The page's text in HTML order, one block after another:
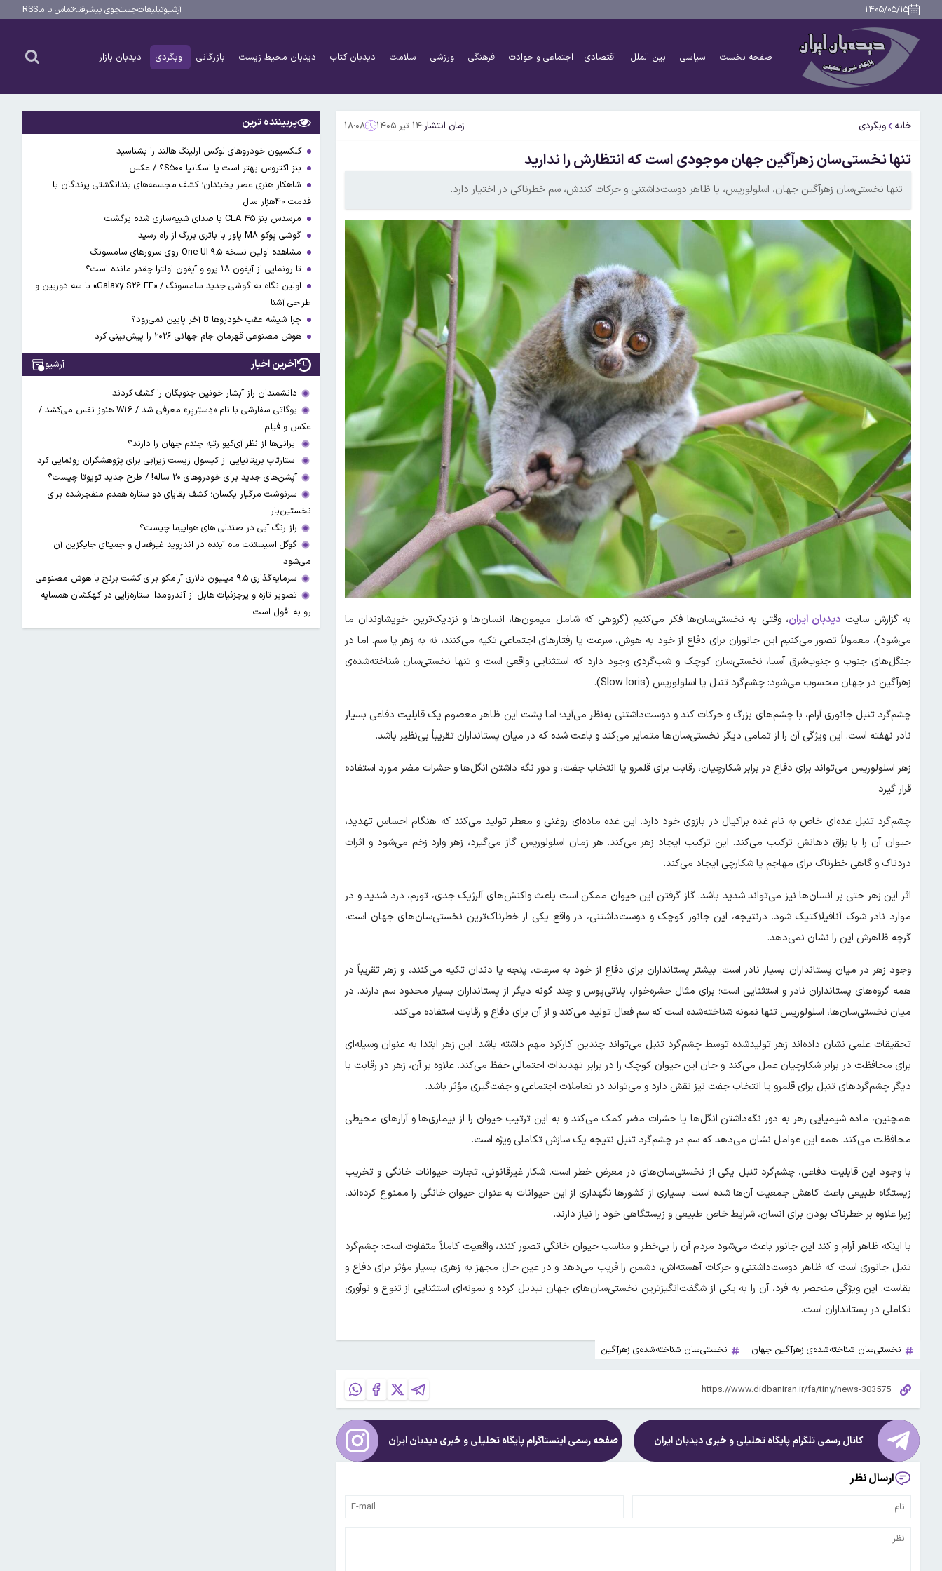
۱۴۰۵/۰۵/۱۵ آرشیوتبلیغاتجستجوی پیشرفتهتماس با ماRSS
صفحه نخست سیاسی بین الملل اقتصادی اجتماعی و حوادث فرهنگی ورزشی سلامت دیدبان کتاب دیدبان محیط زیست بازرگانی وبگردی دیدبان بازار
خانه وبگردی زمان انتشار:۱۴ تیر ۱۴۰۵ ۱۸:۰۸
تنها نخستی‌سان زهرآگین جهان موجودی است که انتظارش را ندارید
تنها نخستی‌سان زهرآگین جهان، اسلولوریس، با ظاهر دوست‌داشتنی و حرکات کندش، سم خطرناکی در اختیار دارد.
به گزارش سایت دیدبان ایران، وقتی به نخستی‌سان‌ها فکر می‌کنیم (گروهی که شامل میمون‌ها، انسان‌ها و نزدیک‌ترین خویشاوندان ما
می‌شود)، معمولاً تصور می‌کنیم این جانوران برای دفاع از خود به هوش، سرعت یا رفتارهای اجتماعی تکیه می‌کنند، نه به زهر یا سم. اما در
جنگل‌های جنوب و جنوب‌شرق آسیا، نخستی‌سان کوچک و شب‌گردی وجود دارد که استثنایی واقعی است و تنها نخستی‌سان شناخته‌شده‌ی
زهرآگین در جهان محسوب می‌شود: چشم‌گرد تنبل یا اسلولوریس (Slow loris).
چشم‌گرد تنبل جانوری آرام، با چشم‌های بزرگ و حرکات کند و دوست‌داشتنی به‌نظر می‌آید؛ اما پشت این ظاهر معصوم یک قابلیت دفاعی بسیار
نادر نهفته است. این ویژگی آن را از تمامی دیگر نخستی‌سان‌ها متمایز می‌کند و باعث شده که در میان پستانداران تقریباً بی‌نظیر باشد.
زهر اسلولوریس می‌تواند برای دفاع در برابر شکارچیان، رقابت برای قلمرو یا انتخاب جفت، و دور نگه داشتن انگل‌ها و حشرات مضر مورد استفاده
قرار گیرد
چشم‌گرد تنبل غده‌ای خاص به نام غده براکیال در بازوی خود دارد. این غده ماده‌ای روغنی و معطر تولید می‌کند که هنگام احساس تهدید،
حیوان آن را با بزاق دهانش ترکیب می‌کند. این ترکیب ایجاد زهر می‌کند. هر زمان اسلولوریس گاز می‌گیرد، زهر وارد زخم می‌شود و اثرات
دردناک و گاهی خطرناک برای مهاجم یا شکارچی ایجاد می‌کند.
اثر این زهر حتی بر انسان‌ها نیز می‌تواند شدید باشد. گاز گرفتن این حیوان ممکن است باعث واکنش‌های آلرژیک جدی، تورم، درد شدید و در
موارد نادر شوک آنافیلاکتیک شود. درنتیجه، این جانور کوچک و دوست‌داشتنی، در واقع یکی از خطرناک‌ترین نخستی‌سان‌های جهان است،
گرچه ظاهرش این را نشان نمی‌دهد.
وجود زهر در میان پستانداران بسیار نادر است. بیشتر پستانداران برای دفاع از خود به سرعت، پنجه یا دندان تکیه می‌کنند، و زهر تقریباً در
همه گروه‌های پستانداران نادر و استثنایی است؛ برای مثال حشره‌خوار، پلاتی‌پوس و چند گونه دیگر از پستانداران بسیار محدود سم دارند. در
میان نخستی‌سان‌ها، اسلولوریس تنها نمونه شناخته‌شده است که سم فعال تولید می‌کند و از آن برای دفاع و رقابت استفاده می‌کند.
تحقیقات علمی نشان داده‌اند زهر تولیدشده توسط چشم‌گرد تنبل می‌تواند چندین کارکرد مهم داشته باشد. این زهر ابتدا به عنوان وسیله‌ای
برای محافظت در برابر شکارچیان عمل می‌کند و جان این حیوان کوچک را در برابر تهدیدات احتمالی حفظ می‌کند. علاوه بر آن، زهر در رقابت با
دیگر چشم‌گردهای تنبل برای قلمرو یا انتخاب جفت نیز نقش دارد و می‌تواند در تعاملات اجتماعی و جفت‌گیری مؤثر باشد.
همچنین، ماده شیمیایی زهر به دور نگه‌داشتن انگل‌ها یا حشرات مضر کمک می‌کند و به این ترتیب حیوان را از بیماری‌ها و آزارهای محیطی
محافظت می‌کند. همه این عوامل نشان می‌دهد که سم در چشم‌گرد تنبل نتیجه یک سازش تکاملی ویژه است.
با وجود این قابلیت دفاعی، چشم‌گرد تنبل یکی از نخستی‌سان‌های در معرض خطر است. شکار غیرقانونی، تجارت حیوانات خانگی و تخریب
زیستگاه طبیعی باعث کاهش جمعیت آن‌ها شده است. بسیاری از کشورها نگهداری از این حیوانات به عنوان حیوان خانگی را ممنوع کرده‌اند،
زیرا علاوه بر خطرناک بودن برای انسان، شرایط خاص طبیعی و زیستگاهی خود را نیاز دارند.
با اینکه ظاهر آرام و کند این جانور باعث می‌شود مردم آن را بی‌خطر و مناسب حیوان خانگی تصور کنند، واقعیت کاملاً متفاوت است: چشم‌گرد
تنبل جانوری است که ظاهر دوست‌داشتنی و حرکات آهسته‌اش، دشمن را فریب می‌دهد و در عین حال مجهز به زهری بسیار مؤثر برای دفاع و
بقاست. این ویژگی منحصر به فرد، آن را به یکی از شگفت‌انگیزترین نخستی‌سان‌های جهان تبدیل کرده و نمونه‌ای استثنایی از تنوع و نوآوری
تکاملی در پستانداران است.
نخستی‌سان شناخته‌شده‌ی زهرآگین جهان نخستی‌سان شناخته‌شده‌ی زهرآگین
کانال رسمی تلگرام پایگاه تحلیلی و خبریدیدبان ایران صفحه رسمی اینستاگرام پایگاه تحلیلی و خبریدیدبان ایران
ارسال نظر
پربیننده ترین
کلکسیون خودروهای لوکس ارلینگ هالند را بشناسید
بنز اکتروس بهتر است یا اسکانیا S۵۰۰؟ / عکس
شاهکار هنری عصر یخبندان؛ کشف مجسمه‌های بندانگشتی‌ پرندگان با
قدمت ۴۰هزار سال
مرسدس بنز CLA ۴۵ با صدای شبیه‌سازی شده برگشت
گوشی پوکو M۸ پاور با باتری بزرگ از راه رسید
مشاهده اولین نسخه One UI ۹.۵ روی سرورهای سامسونگ
تا رونمایی از آیفون ۱۸ پرو و آیفون اولترا چقدر مانده است؟
اولین نگاه به گوشی جدید سامسونگ / «Galaxy S۲۶ FE» با سه دوربین و
طراحی آشنا
چرا شیشه عقب خودروها تا آخر پایین نمی‌رود؟
هوش مصنوعی قهرمان جام جهانی ۲۰۲۶ را پیش‌بینی کرد
آخرین اخبار آرشیو
دانشمندان راز آبشار خونین جنوبگان را کشف کردند
بوگاتی سفارشی با نام «دِستِریِر» معرفی شد / W۱۶ هنوز نفس می‌کشد /
عکس و فیلم
ایرانی‌ها از نظر آی‌کیو رتبه چندم جهان را دارند؟
استارتاپ بریتانیایی از کپسول زیست زیرآبی برای پژوهشگران رونمایی کرد
آپشن‌های جدید برای خودروهای ۲۰ ساله! / طرح جدید تویوتا چیست؟
سرنوشت مرگبار یکسان؛ کشف بقایای دو ستاره همدم منفجرشده برای
نخستین‌بار
راز رنگ آبی در صندلی های هواپیما چیست؟
گوگل اسیستنت ماه آینده در اندروید غیرفعال و جمینای جایگزین آن
می‌شود
سرمایه‌گذاری ۹.۵ میلیون دلاری آرامکو برای کشت برنج با هوش مصنوعی
تصویر تازه و پرجزئیات هابل از آندرومدا؛ ستاره‌زایی در کهکشان همسایه
رو به افول است